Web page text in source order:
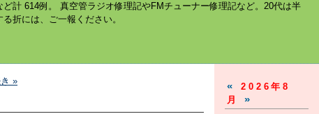
ど計 614例。 真空管ラジオ修理記やFMチューナー修理記など。20代は半
折には、ご一報ください。
» « 2026年8
月
»